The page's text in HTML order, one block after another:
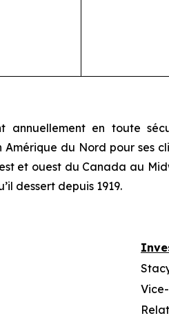
annuellement en toute
du Nord pour ses
et ouest du Canada au
dessert depuis 1919.